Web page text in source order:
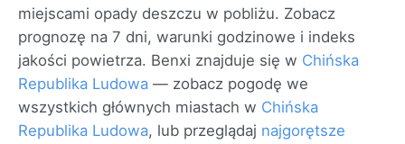
miejscami opady deszczu w pobliżu. Zobacz
prognozę na 7 dni, warunki godzinowe i indeks
jakości powietrza. Benxi znajduje się w Chińska
Republika Ludowa — zobacz pogodę we
wszystkich głównych miastach w Chińska
Republika Ludowa, lub przeglądaj najgorętsze